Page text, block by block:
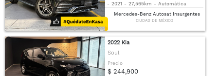
- 2021 - 27,565km - Automática
Mercedes-Benz Autosat Insurgentes
CIUDAD DE MÉXICO
2022 Kia
Soul
Precio
$ 244,900